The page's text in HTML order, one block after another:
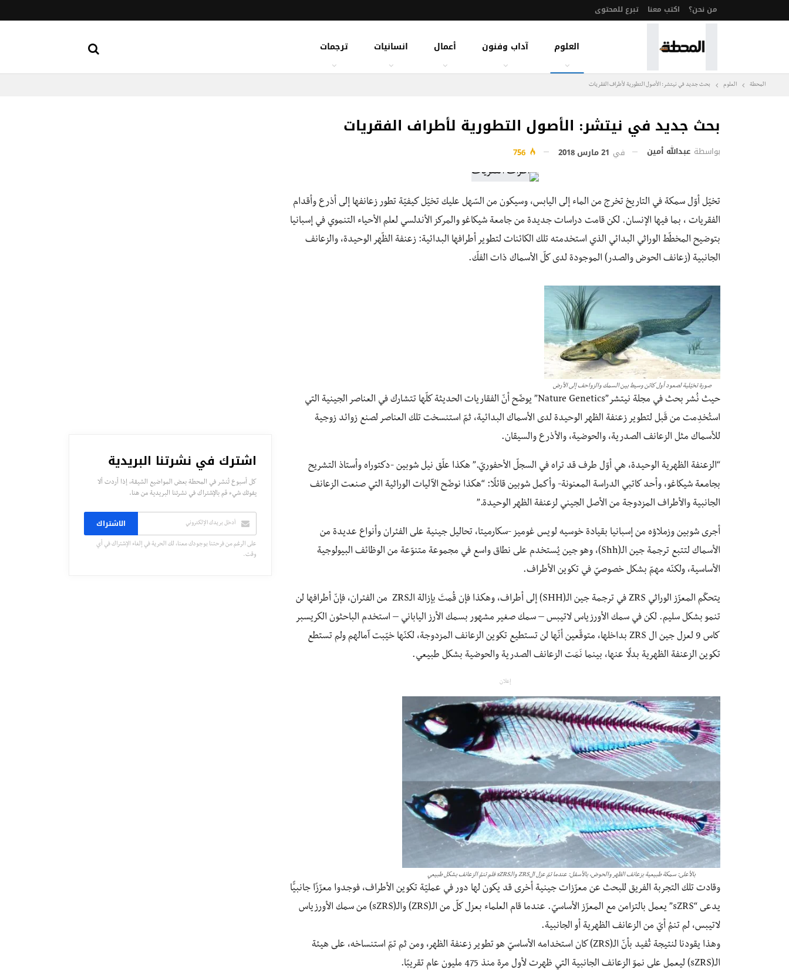
من نحن؟ اكتب معنا تبرع للمحتوى
العلوم آداب وفنون أعمال انسانيات ترجمات
المحطة العلوم بحث جديد في نيتشر: الأصول التطورية لأطراف الفقريات
بحث جديد في نيتشر: الأصول التطورية لأطراف الفقريات
بواسطة عبدالله أمين في 21 مارس 2018
تخيّل أوّل سمكة في التاريخ تخرج من الماء إلى اليابس، وسيكون من السّهل عليك تخيّل كيفيّة تطور زعانفها إلى أذرع وأقدام
الفقريات ، بما فيها الإنسان. لكن قامت دراسات جديدة من جامعة شيكاغو والمركز الأندلسي لعلم الأحياء التنموي في إسبانيا
بتوضيح المخطّط الوراثي البدائي الذي استخدمته تلك الكائنات لتطوير أطرافها البدائية: زعنفة الظّهر الوحيدة، والزعانف
الجانبية (زعانف الحوض والصدر) الموجودة لدى كلّ الأسماك ذات الفكّ.
صورة تخيّلية لصعود أول كائن وسيط بين السمك والزواحف إلى الأرض
حيث نُشر بحث في مجلة نيتشر”Nature Genetics” يوضّح أنّ الفقاريات الحديثة كلّها تتشارك في العناصر الجينية التي
استُخدِمت من قَبل لتطوير زعنفة الظهر الوحيدة لدى الأسماك البدائية، ثمّ استنسخت تلك العناصر لصنع زوائد زوجية
للأسماك مثل الزعانف الصدرية، والحوضية، والأذرع والسيقان.
“الزعنفة الظهرية الوحيدة، هي أوّل طرف قد تراه في السجلّ الأحفوريّ.” هكذا علّق نيل شوبين -دكتوراه وأستاذ التشريح
بجامعة شيكاغو، وأحد كاتبي الدراسة المعنونة- وأكمل شوبين قائلًا: “هكذا نوضّح الآليات الوراثية التي صنعت الزعانف
الجانبية والأطراف المزدوجة من الأصل الجيني لزعنفة الظهر الوحيدة.”
أجرى شوبين وزملاؤه من إسبانيا بقيادة خوسيه لويس غوميز -سكارميتا، تحاليل جينية على الفئران وأنواع عديدة من
الأسماك لتتبع ترجمة جين الـ(Shh)، وهو جين يُستخدم على نطاق واسع في مجموعة متنوّعة من الوظائف البيولوجية
الأساسية، ولكنّه مهمّ بشكل خصوصيّ في تكوين الأطراف.
يتحكّم المعزّز الوراثي ZRS في ترجمة جين الـ(SHH) إلى أطراف، وهكذا فإن قُمتَ بإزالة الـZRS من الفئران، فإنّ أطرافها لن
تنمو بشكل سليم. لكن في سمك الأورزياس لاتيبس – سمك صغير مشهور بسمك الأرز الياباني – استخدم الباحثون الكريسبر
كاس 9 لعزل جين ال ZRS بداخلها، متوقّعين أنّها لن تستطيع تكوين الزعانف المزدوجة، لكنّها خيّبت آمالهم ولم تستطع
تكوين الزعنفة الظهرية بدلًا عنها، بينما نَمَت الزعانف الصدرية والحوضية بشكل طبيعي.
إعلان
بالأعلى: سمكة طبيعية بزعانف الظهر والحوض، بالأسفل: عندما تمّ عزل الZRS والـsZRS فلم تنمُ الزعانف بشكل طبيعي
وقادت تلك التجربة الفريق للبحث عن معزّزات جينية أخرى قد يكون لها دور في عمليّة تكوين الأطراف، فوجدوا معزّزًا جانبيًّا
يدعى “sZRS” يعمل بالتزامن مع المعزّز الأساسيّ. عندما قام العلماء بعزل كلّ من الـ(ZRS) والـ(sZRS) من سمك الأورزياس
لاتيبس، لم تنمُ أيّ من الزعانف الظهرية أو الجانبية.
وهذا يقودنا لنتيجة تُفيد بأنّ الـ(ZRS) كان استخدامه الأساسيّ هو تطوير زعنفة الظهر، ومن ثم تمّ استنساخه، على هيئة
الـ(sZRS) ليعمل على نموّ الزعانف الجانبية التي ظهرت لأول مرة منذ 475 مليون عام تقريبًا.
اشترك في نشرتنا البريدية
كل أسبوع تُنشر في المحطة بعض المواضيع الشيقة، إذا أردت ألا
يفوتك شيء قم بالإشتراك في نشرتنا البريدية من هنا.
الاشتراك
على الرغم من فرحتنا بوجودك معنا، لك الحرية في إلغاء الإشتراك في أي
وقت.